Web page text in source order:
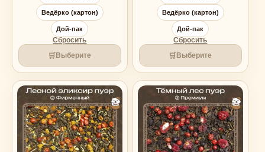
Ведёрко (картон)
Дой-пак
Сбросить
🛒 Выберите
Ведёрко (картон)
Дой-пак
Сбросить
🛒 Выберите